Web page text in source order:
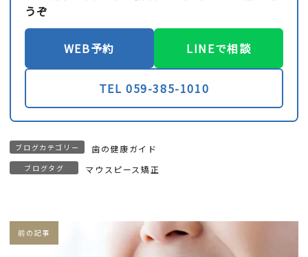
うぞ
WEB予約 LINEで相談
TEL 059-385-1010
ブログカテゴリー 歯の健康ガイド
ブログタグ マウスピース矯正
前の記事